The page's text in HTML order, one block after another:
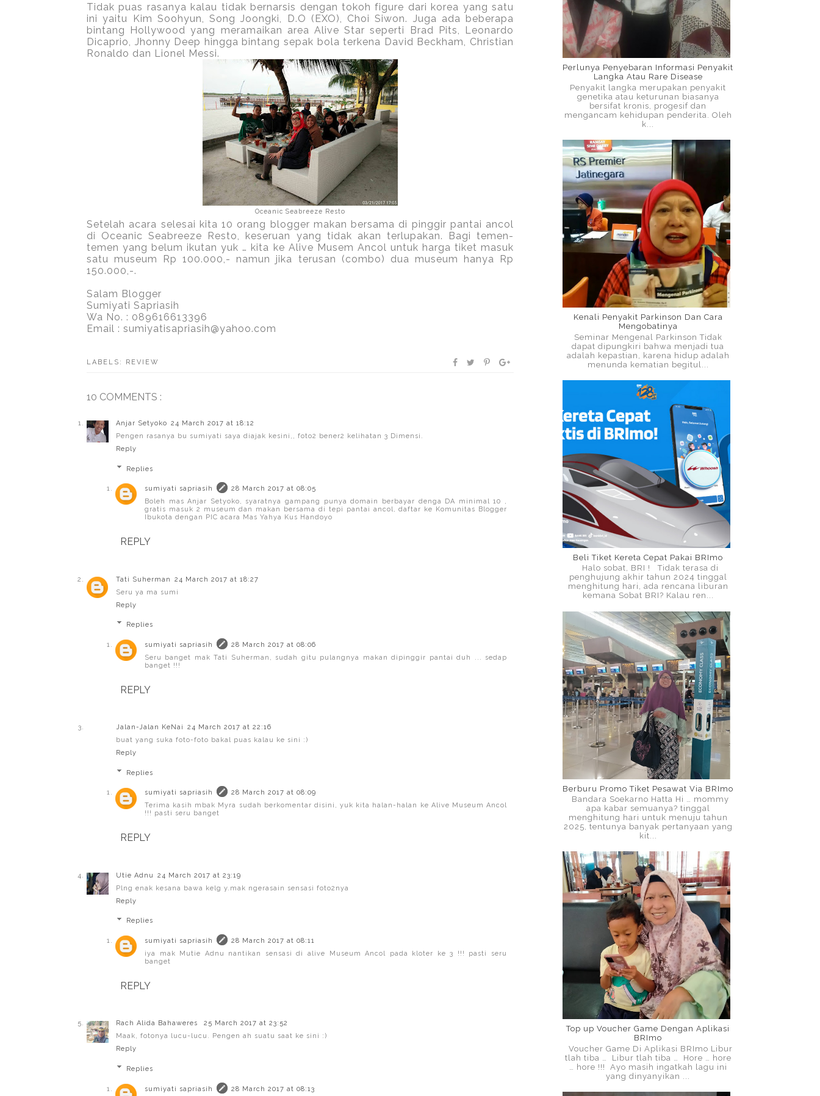
Tidak puas rasanya kalau tidak bernarsis dengan tokoh figure dari korea yang satu
ini yaitu Kim Soohyun, Song Joongki, D.O (EXO), Choi Siwon. Juga ada beberapa
bintang Hollywood yang meramaikan area Alive Star seperti Brad Pits, Leonardo
Dicaprio, Jhonny Deep hingga bintang sepak bola terkena David Beckham, Christian
Ronaldo dan Lionel Messi.
Oceanic Seabreeze Resto
Setelah acara selesai kita 10 orang blogger makan bersama di pinggir pantai ancol
di Oceanic Seabreeze Resto, keseruan yang tidak akan terlupakan. Bagi temen-
temen yang belum ikutan yuk … kita ke Alive Musem Ancol untuk harga tiket masuk
satu museum Rp 100.000,- namun jika terusan (combo) dua museum hanya Rp
150.000,-.
Salam Blogger
Sumiyati Sapriasih
Wa No. : 089616613396
Email : sumiyatisapriasih@yahoo.com
LABELS: REVIEW
10 COMMENTS :
Anjar Setyoko 24 March 2017 at 18:12
Pengen rasanya bu sumiyati saya diajak kesini,, foto2 bener2 kelihatan 3 Dimensi.
Reply
Replies
sumiyati sapriasih
28 March 2017 at 08:05
Boleh mas Anjar Setyoko, syaratnya gampang punya domain berbayar denga DA minimal 10 ,
gratis masuk 2 museum dan makan bersama di tepi pantai ancol, daftar ke Komunitas Blogger
Ibukota dengan PIC acara Mas Yahya Kus Handoyo
REPLY
Tati Suherman
24 March 2017 at 18:27
Seru ya ma sumi
Reply
Replies
sumiyati sapriasih
28 March 2017 at 08:06
Seru banget mak Tati Suherman, sudah gitu pulangnya makan dipinggir pantai duh ... sedap
banget !!!
REPLY
Jalan-Jalan KeNai
24 March 2017 at 22:16
buat yang suka foto-foto bakal puas kalau ke sini :)
Reply
Replies
sumiyati sapriasih
28 March 2017 at 08:09
Terima kasih mbak Myra sudah berkomentar disini, yuk kita halan-halan ke Alive Museum Ancol
!!! pasti seru banget
REPLY
Utie Adnu
24 March 2017 at 23:19
Plng enak kesana bawa kelg y.mak ngerasain sensasi foto2nya
Reply
Replies
sumiyati sapriasih
28 March 2017 at 08:11
iya mak Mutie Adnu nantikan sensasi di alive Museum Ancol pada kloter ke 3 !!! pasti seru
banget
REPLY
Rach Alida Bahaweres
25 March 2017 at 23:52
Maak, fotonya lucu-lucu. Pengen ah suatu saat ke sini :)
Reply
Replies
sumiyati sapriasih 28 March 2017 at 08:13
Perlunya Penyebaran Informasi Penyakit
Langka Atau Rare Disease
Penyakit langka merupakan penyakit
genetika atau keturunan biasanya
bersifat kronis, progesif dan
mengancam kehidupan penderita. Oleh
k...
Kenali Penyakit Parkinson Dan Cara
Mengobatinya
Seminar Mengenal Parkinson Tidak
dapat dipungkiri bahwa menjadi tua
adalah kepastian, karena hidup adalah
menunda kematian begitul...
Beli Tiket Kereta Cepat Pakai BRImo
Halo sobat, BRI ! Tidak terasa di
penghujung akhir tahun 2024 tinggal
menghitung hari, ada rencana liburan
kemana Sobat BRI? Kalau ren...
Berburu Promo Tiket Pesawat Via BRImo
Bandara Soekarno Hatta Hi … mommy
apa kabar semuanya? tinggal
menghitung hari untuk menuju tahun
2025, tentunya banyak pertanyaan yang
kit...
Top up Voucher Game Dengan Aplikasi
BRImo
Voucher Game Di Aplikasi BRImo Libur
tlah tiba … Libur tlah tiba … Hore … hore
… hore !!! Ayo masih ingatkah lagu ini
yang dinyanyikan ...